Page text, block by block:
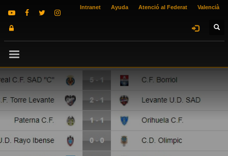
Intranet Ayuda Atenció al Federat Valencià